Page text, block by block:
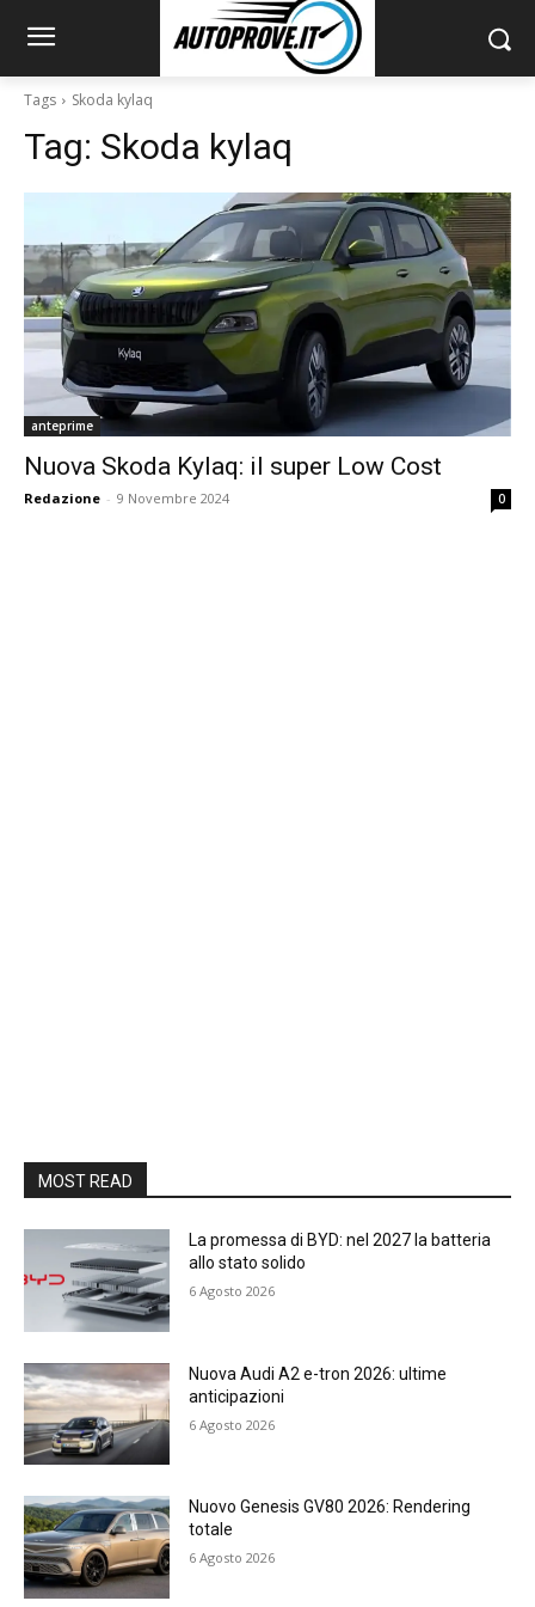
Tags Skoda kylaq
Tag: Skoda kylaq
anteprime
Nuova Skoda Kylaq: il super Low Cost
Redazione - 9 Novembre 2024 0
MOST READ
La promessa di BYD: nel 2027 la batteria
allo stato solido
6 Agosto 2026
Nuova Audi A2 e-tron 2026: ultime
anticipazioni
6 Agosto 2026
Nuovo Genesis GV80 2026: Rendering
totale
6 Agosto 2026